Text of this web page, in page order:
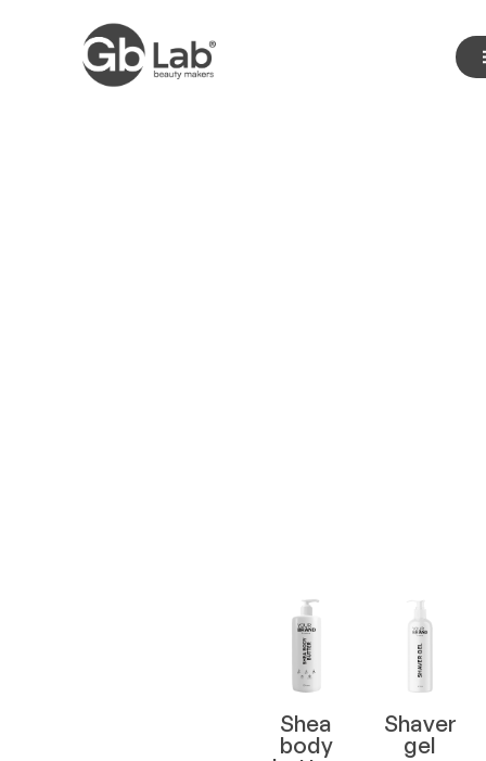
Shea
body
Shaver
gel